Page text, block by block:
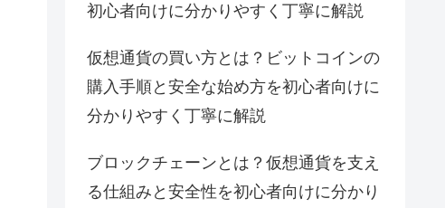
初心者向けに分かりやすく丁寧に解説
仮想通貨の買い方とは？ビットコインの
購入手順と安全な始め方を初心者向けに
分かりやすく丁寧に解説
ブロックチェーンとは？仮想通貨を支え
る仕組みと安全性を初心者向けに分かり